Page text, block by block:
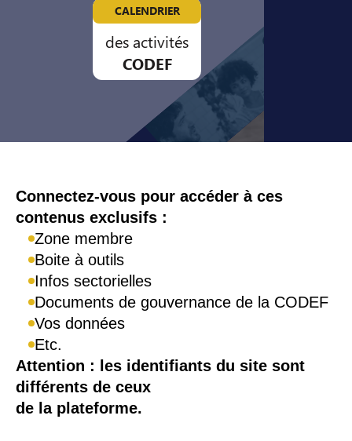
CALENDRIER
des activités
CODEF
Connexion
Connectez-vous pour accéder à ces
contenus exclusifs :
Zone membre
Boite à outils
Infos sectorielles
Documents de gouvernance de la CODEF
Vos données
Etc.
Attention : les identifiants du site sont
différents de ceux
de la plateforme.